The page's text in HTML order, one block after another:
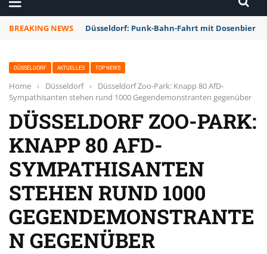
BREAKING NEWS Düsseldorf: Punk-Bahn-Fahrt mit Dosenbier
DÜSSELDORF AKTUELLES TOP NEWS
Home › Düsseldorf ›
Düsseldorf Zoo-Park: Knapp 80 AfD-
Sympathisanten stehen rund 1000 Gegendemonstranten gegenüber
DÜSSELDORF ZOO-PARK:
KNAPP 80 AFD-
SYMPATHISANTEN
STEHEN RUND 1000
GEGENDEMONSTRANTE
N GEGENÜBER